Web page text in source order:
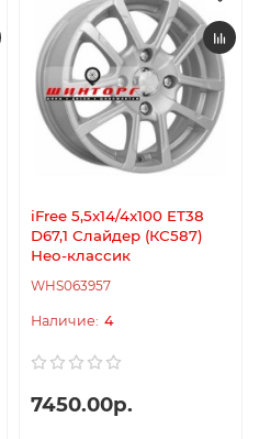
iFree 5,5x14/4x100 ET38
D67,1 Слайдер (КС587)
Нео-классик
WHS063957
4
7450.00р.